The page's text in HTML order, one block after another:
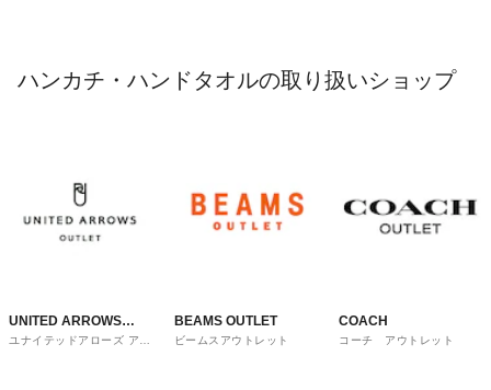
ハンカチ・ハンドタオルの取り扱いショップ
UNITED ARROWS
OUTLET
ユナイテッドアローズ アウ
BEAMS OUTLET
ビームスアウトレット
COACH
コーチ アウトレット